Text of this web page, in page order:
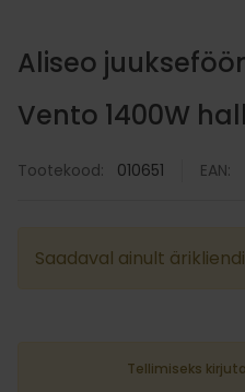
Aliseo
Vento 1400W hall
Tootekood: 010651 EAN:
Saadaval ainult
Tellimiseks